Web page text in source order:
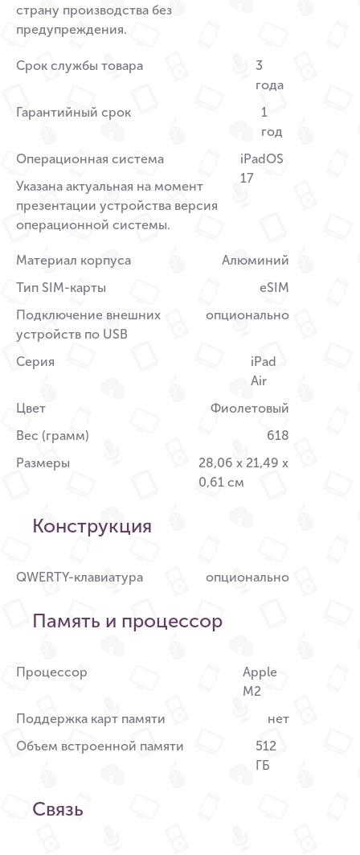
страну производства без
предупреждения.
Срок службы товара
3
года
Гарантийный срок
1
год
Операционная система
Указана актуальная на момент
презентации устройства версия
операционной системы.
iPadOS
17
Материал корпуса
Алюминий
Тип SIM-карты
eSIM
Подключение внешних
устройств по USB
опционально
Серия
iPad
Air
Цвет
Фиолетовый
Вес (грамм)
618
Размеры
28,06 x 21,49 x
0,61 см
Конструкция
QWERTY-клавиатура опционально
Память и процессор
Процессор
Apple
M2
Поддержка карт памяти
нет
Объем встроенной памяти
512
ГБ
Связь